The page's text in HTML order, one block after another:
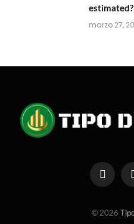
marzo 27,
Facebook
© 2026